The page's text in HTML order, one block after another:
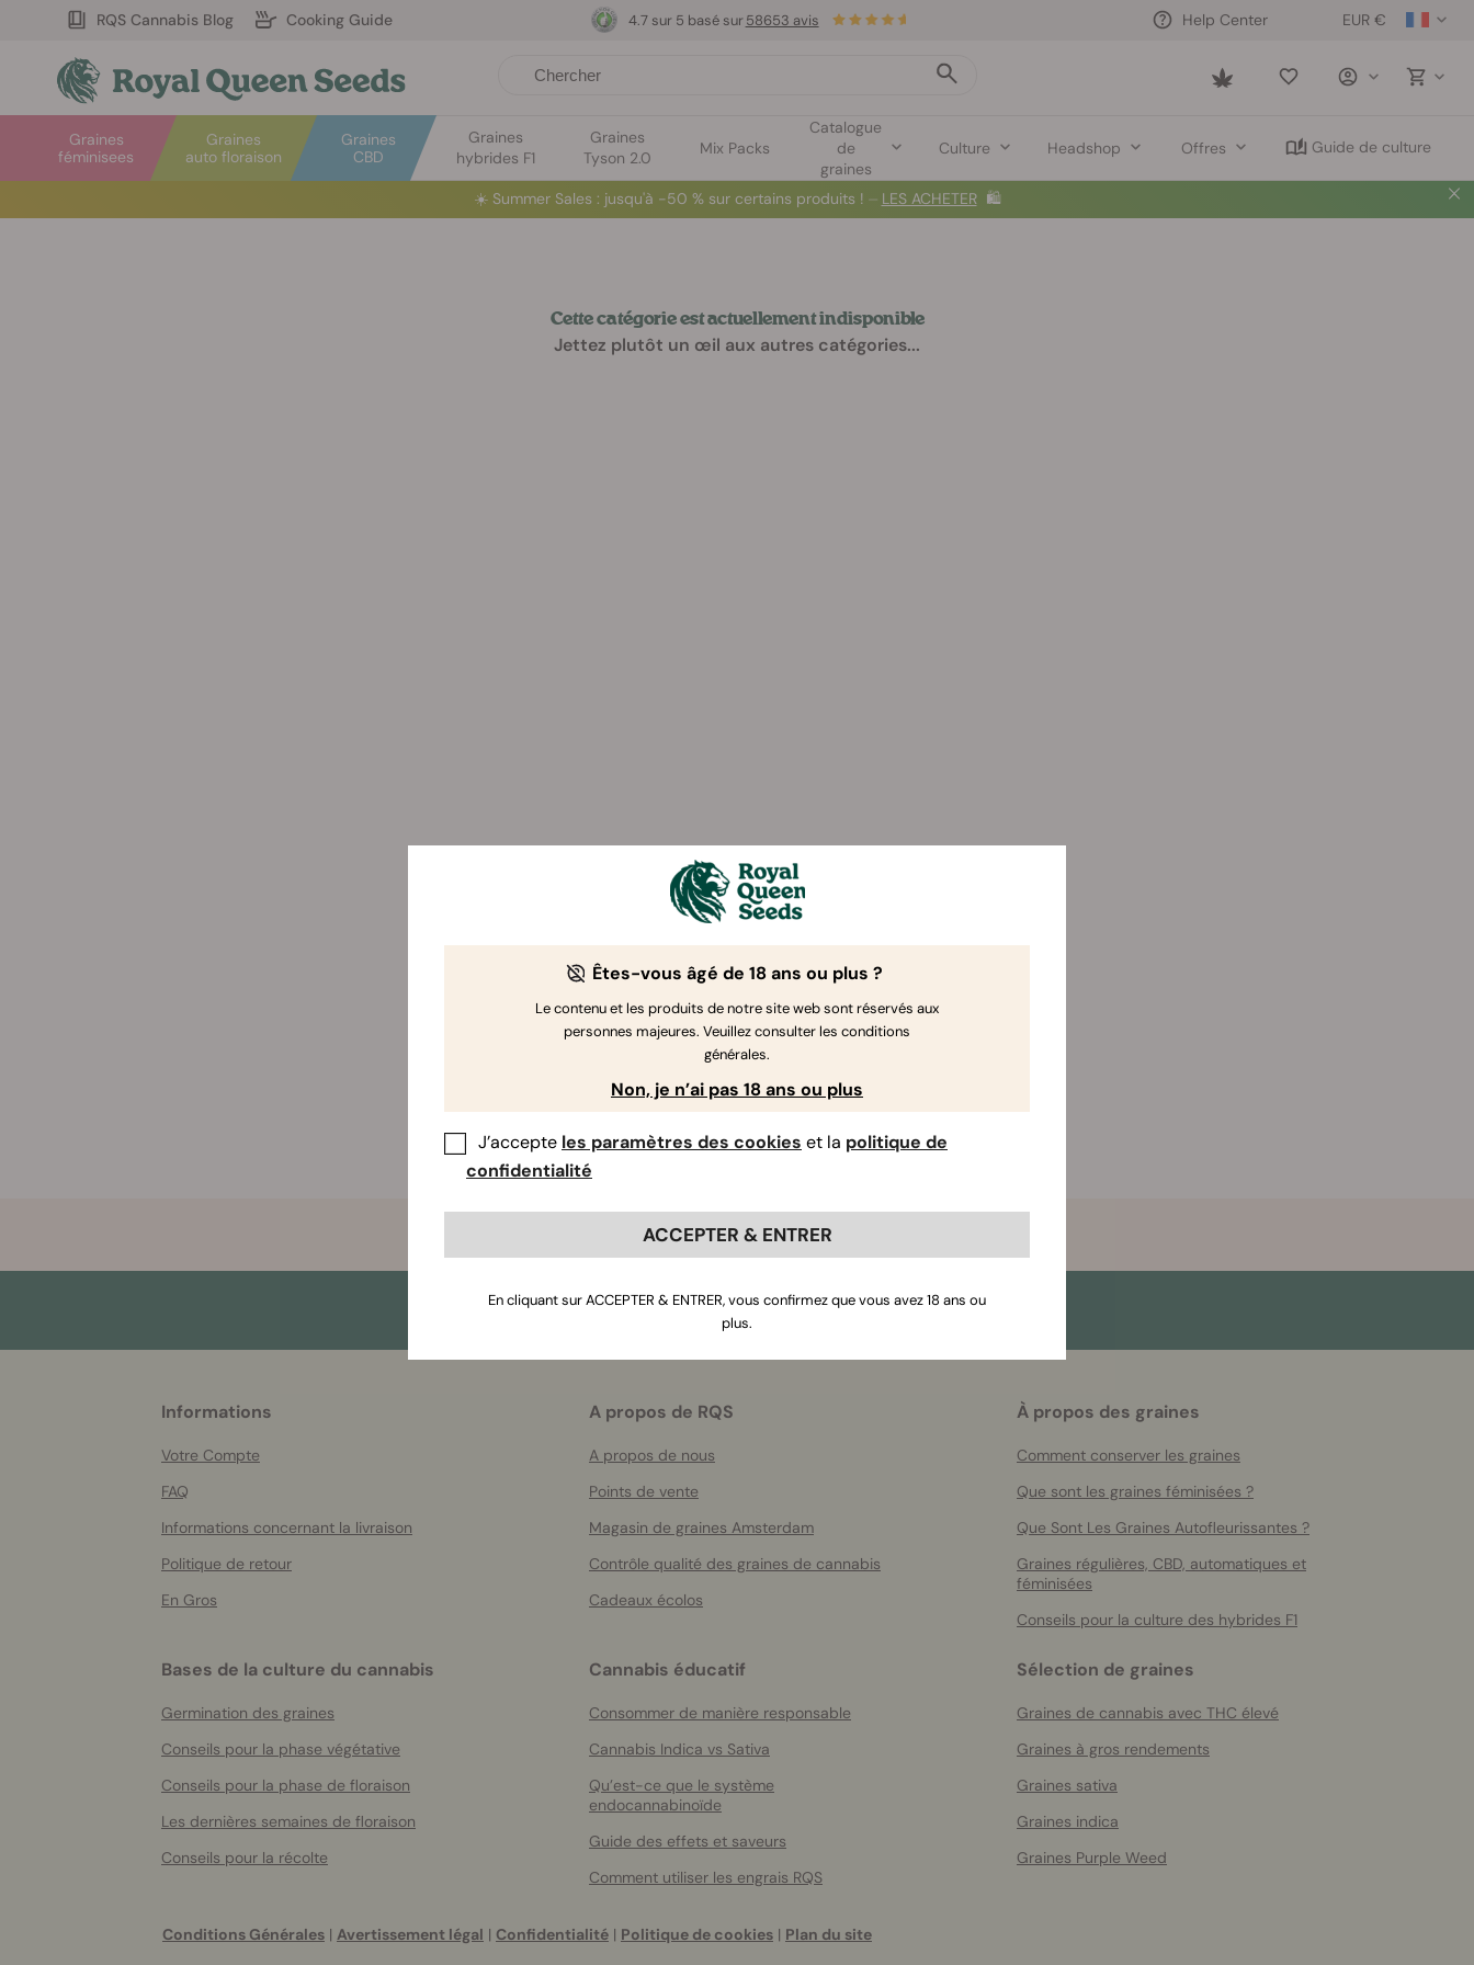
RQS Cannabis Blog Cooking Guide EUR €
Help Center
Saved
Graines
auto floraison
Graines
féminisees
Graines
CBD
Graines
hybrides F1
Graines
Tyson 2.0
Mix Packs
Catalogue
de
graines
Culture Headshop Offres Guide de culture
4.7 sur 5 basé sur 58653 avis
☀️ Summer Sales : jusqu'à -50 % sur certains produits ! ⏤ LES ACHETER 🛍️
Cette catégorie est actuellement indisponible
Jettez plutôt un œil aux autres catégories...
Rejoignez notre newsletter
Informations
Votre Compte
FAQ
Informations concernant la livraison
Politique de retour
En Gros
A propos de RQS
A propos de nous
Points de vente
Magasin de graines Amsterdam
Contrôle qualité des graines de cannabis
Cadeaux écolos
À propos des graines
Comment conserver les graines
Que sont les graines féminisées ?
Que Sont Les Graines Autofleurissantes ?
Graines régulières, CBD, automatiques et
féminisées
Conseils pour la culture des hybrides F1
Bases de la culture du cannabis
Germination des graines
Conseils pour la phase végétative
Conseils pour la phase de floraison
Les dernières semaines de floraison
Conseils pour la récolte
Cannabis éducatif
Consommer de manière responsable
Cannabis Indica vs Sativa
Qu’est-ce que le système
endocannabinoïde
Guide des effets et saveurs
Comment utiliser les engrais RQS
Sélection de graines
Graines de cannabis avec THC élevé
Graines à gros rendements
Graines sativa
Graines indica
Graines Purple Weed
Conditions Générales | Avertissement légal | Confidentialité | Politique de cookies | Plan du site
Êtes-vous âgé de 18 ans ou plus ?
Le contenu et les produits de notre site web sont réservés aux
personnes majeures. Veuillez consulter les conditions
générales.
Non, je n’ai pas 18 ans ou plus
J’accepte les paramètres des cookies et la politique de
confidentialité
ACCEPTER & ENTRER
En cliquant sur ACCEPTER & ENTRER, vous confirmez que vous avez 18 ans ou
plus.